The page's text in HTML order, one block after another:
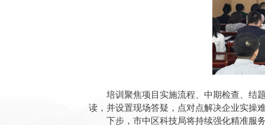
培训聚焦项目实施流程、中期检查、结
读，并设置现场答疑，点对点解决企业实操
下步，市中区科技局将持续强化精准服